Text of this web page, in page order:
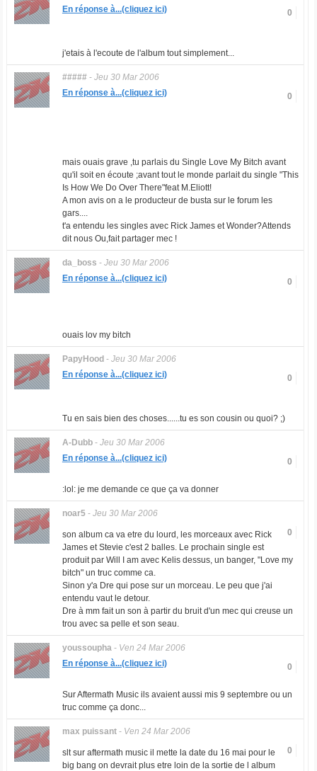
0
En réponse à...(cliquez ici)
j'etais à l'ecoute de l'album tout simplement...
#####- Jeu 30 Mar 2006
0
En réponse à...(cliquez ici)
mais ouais grave ,tu parlais du Single Love My Bitch avant
qu'il soit en écoute ;avant tout le monde parlait du single "This
Is How We Do Over There"feat M.Eliott!
A mon avis on a le producteur de busta sur le forum les
gars....
t'a entendu les singles avec Rick James et Wonder?Attends
dit nous Ou,fait partager mec !
da_boss - Jeu 30 Mar 2006
0
En réponse à...(cliquez ici)
ouais lov my bitch
PapyHood - Jeu 30 Mar 2006
0
En réponse à...(cliquez ici)
Tu en sais bien des choses......tu es son cousin ou quoi? ;)
A-Dubb- Jeu 30 Mar 2006
0
En réponse à...(cliquez ici)
:lol: je me demande ce que ça va donner
noar5- Jeu 30 Mar 2006
0
son album ca va etre du lourd, les morceaux avec Rick
James et Stevie c'est 2 balles. Le prochain single est
produit par Will I am avec Kelis dessus, un banger, "Love my
bitch" un truc comme ca.
Sinon y'a Dre qui pose sur un morceau. Le peu que j'ai
entendu vaut le detour.
Dre à mm fait un son à partir du bruit d'un mec qui creuse un
trou avec sa pelle et son seau.
youssoupha- Ven 24 Mar 2006
0
En réponse à...(cliquez ici)
Sur Aftermath Music ils avaient aussi mis 9 septembre ou un
truc comme ça donc...
max puissant- Ven 24 Mar 2006
0
slt sur aftermath music il mette la date du 16 mai pour le
big bang on devrait plus etre loin de la sortie de l album